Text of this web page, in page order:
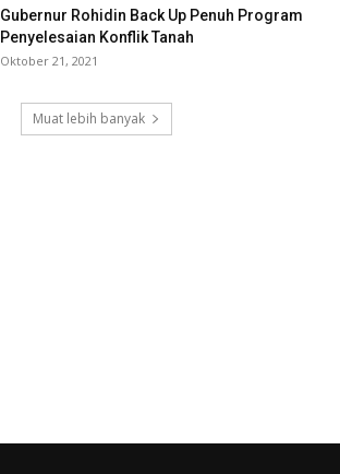
Gubernur Rohidin Back Up Penuh Program
Penyelesaian Konflik Tanah
Oktober 21, 2021
Muat lebih banyak